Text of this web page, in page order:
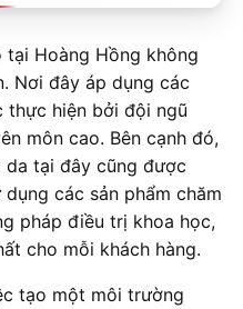
Hoàng Hồng không
Nơi đây áp dụng các
thực hiện bởi đội ngũ
môn cao. Bên cạnh đó,
tại đây cũng được
các sản phẩm chăm
pháp điều trị khoa học,
cho mỗi khách hàng.
tạo một môi trường